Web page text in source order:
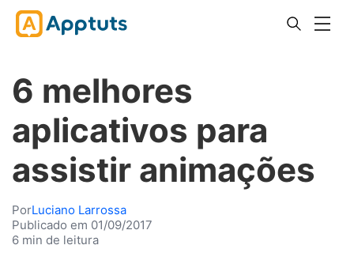
6 melhores
aplicativos para
assistir animações
PorLuciano Larrossa
Publicado em 01/09/2017
6 min de leitura